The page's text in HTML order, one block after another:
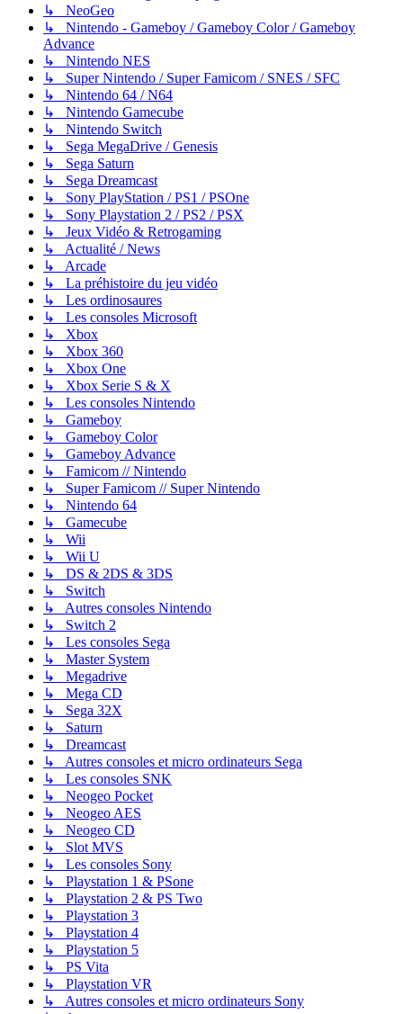
↳ NeoGeo
↳ Nintendo - Gameboy / Gameboy Color / Gameboy
Advance
↳ Nintendo NES
↳ Super Nintendo / Super Famicom / SNES / SFC
↳ Nintendo 64 / N64
↳ Nintendo Gamecube
↳ Nintendo Switch
↳ Sega MegaDrive / Genesis
↳ Sega Saturn
↳ Sega Dreamcast
↳ Sony PlayStation / PS1 / PSOne
↳ Sony Playstation 2 / PS2 / PSX
↳ Jeux Vidéo & Retrogaming
↳ Actualité / News
↳ Arcade
↳ La préhistoire du jeu vidéo
↳ Les ordinosaures
↳ Les consoles Microsoft
↳ Xbox
↳ Xbox 360
↳ Xbox One
↳ Xbox Serie S & X
↳ Les consoles Nintendo
↳ Gameboy
↳ Gameboy Color
↳ Gameboy Advance
↳ Famicom // Nintendo
↳ Super Famicom // Super Nintendo
↳ Nintendo 64
↳ Gamecube
↳ Wii
↳ Wii U
↳ DS & 2DS & 3DS
↳ Switch
↳ Autres consoles Nintendo
↳ Switch 2
↳ Les consoles Sega
↳ Master System
↳ Megadrive
↳ Mega CD
↳ Sega 32X
↳ Saturn
↳ Dreamcast
↳ Autres consoles et micro ordinateurs Sega
↳ Les consoles SNK
↳ Neogeo Pocket
↳ Neogeo AES
↳ Neogeo CD
↳ Slot MVS
↳ Les consoles Sony
↳ Playstation 1 & PSone
↳ Playstation 2 & PS Two
↳ Playstation 3
↳ Playstation 4
↳ Playstation 5
↳ PS Vita
↳ Playstation VR
↳ Autres consoles et micro ordinateurs Sony